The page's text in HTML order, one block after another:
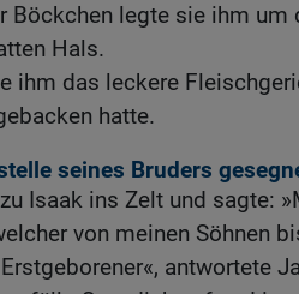
Böckchen legte sie ihm um
Hals.
ihm das leckere
hatte.
seines Bruders
Isaak ins Zelt und sagte:
von meinen Söhnen
antwortete